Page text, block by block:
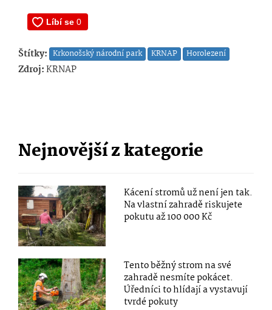
Štítky: Krkonošský národní park KRNAP Horolezení
Zdroj:KRNAP
Nejnovější z kategorie
Kácení stromů už není jen tak.
Na vlastní zahradě riskujete
pokutu až 100 000 Kč
Tento běžný strom na své
zahradě nesmíte pokácet.
Úředníci to hlídají a vystavují
tvrdé pokuty